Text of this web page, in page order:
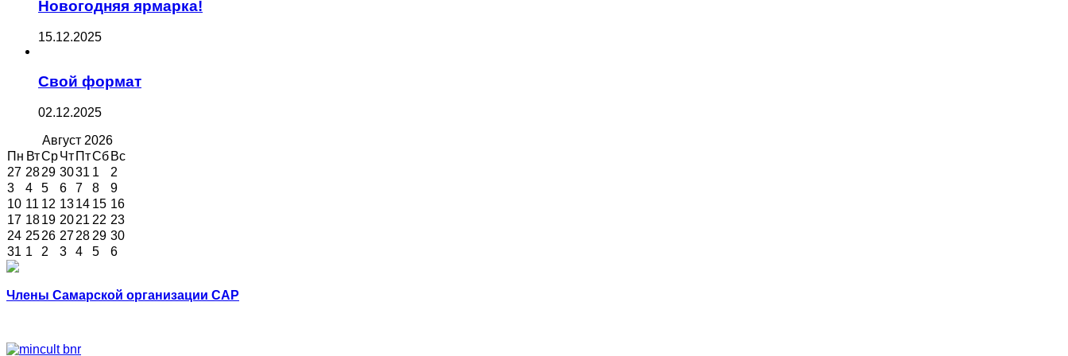
Новогодняя ярмарка!
15.12.2025
Свой формат
02.12.2025
Август 2026
Пн ВтСрЧт ПтСб Вс
27 2829 3031 1
2
3
4 5 6 7 8
9
10 11 12 1314 15 16
17 1819 2021 22 23
24 2526 2728 29 30
31 1 2 3 4 5 6
Члены Самарской организации САР